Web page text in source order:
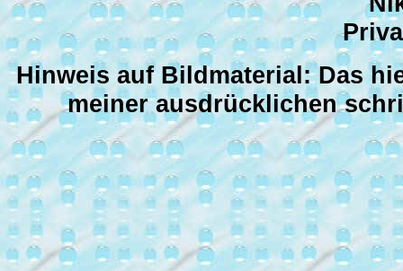
Hinweis auf Bildmaterial: Das
meiner ausdrücklichen